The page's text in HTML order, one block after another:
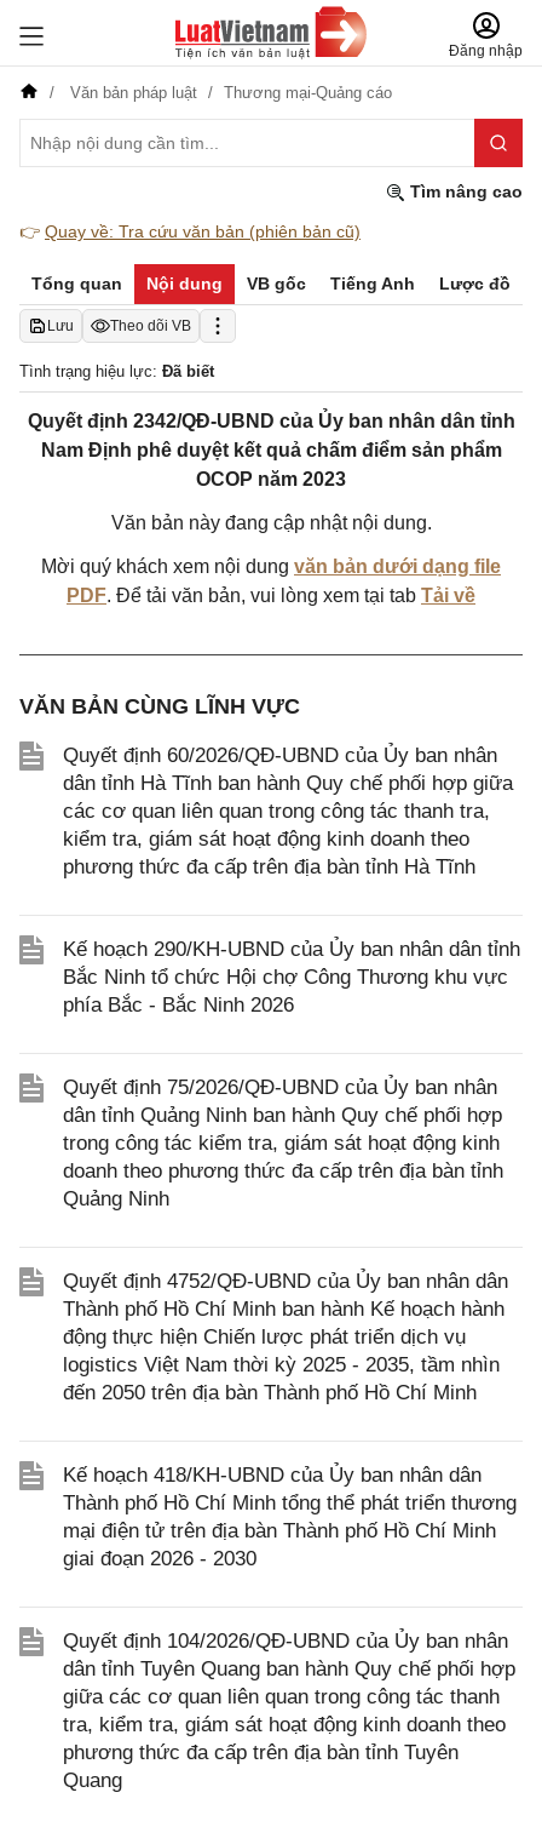
Đăng nhập
Văn bản pháp luật Thương mại-Quảng cáo
Tìm nâng cao
👉 Quay về: Tra cứu văn bản (phiên bản cũ)
Tổng quan Nội dung VB gốc Tiếng Anh Lược đồ
Lưu Theo dõi VB
Tình trạng hiệu lực: Đã biết
Quyết định 2342/QĐ-UBND của Ủy ban nhân dân tỉnh
Nam Định phê duyệt kết quả chấm điểm sản phẩm
OCOP năm 2023
Văn bản này đang cập nhật nội dung.
Mời quý khách xem nội dung văn bản dưới dạng file
PDF. Để tải văn bản, vui lòng xem tại tab Tải về
VĂN BẢN CÙNG LĨNH VỰC
Quyết định 60/2026/QĐ-UBND của Ủy ban nhân
dân tỉnh Hà Tĩnh ban hành Quy chế phối hợp giữa
các cơ quan liên quan trong công tác thanh tra,
kiểm tra, giám sát hoạt động kinh doanh theo
phương thức đa cấp trên địa bàn tỉnh Hà Tĩnh
Kế hoạch 290/KH-UBND của Ủy ban nhân dân tỉnh
Bắc Ninh tổ chức Hội chợ Công Thương khu vực
phía Bắc - Bắc Ninh 2026
Quyết định 75/2026/QĐ-UBND của Ủy ban nhân
dân tỉnh Quảng Ninh ban hành Quy chế phối hợp
trong công tác kiểm tra, giám sát hoạt động kinh
doanh theo phương thức đa cấp trên địa bàn tỉnh
Quảng Ninh
Quyết định 4752/QĐ-UBND của Ủy ban nhân dân
Thành phố Hồ Chí Minh ban hành Kế hoạch hành
động thực hiện Chiến lược phát triển dịch vụ
logistics Việt Nam thời kỳ 2025 - 2035, tầm nhìn
đến 2050 trên địa bàn Thành phố Hồ Chí Minh
Kế hoạch 418/KH-UBND của Ủy ban nhân dân
Thành phố Hồ Chí Minh tổng thể phát triển thương
mại điện tử trên địa bàn Thành phố Hồ Chí Minh
giai đoạn 2026 - 2030
Quyết định 104/2026/QĐ-UBND của Ủy ban nhân
dân tỉnh Tuyên Quang ban hành Quy chế phối hợp
giữa các cơ quan liên quan trong công tác thanh
tra, kiểm tra, giám sát hoạt động kinh doanh theo
phương thức đa cấp trên địa bàn tỉnh Tuyên
Quang